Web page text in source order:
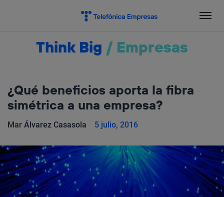
Think Big / Empresas
¿Qué beneficios aporta la fibra
simétrica a una empresa?
Mar Álvarez Casasola 5 julio, 2016